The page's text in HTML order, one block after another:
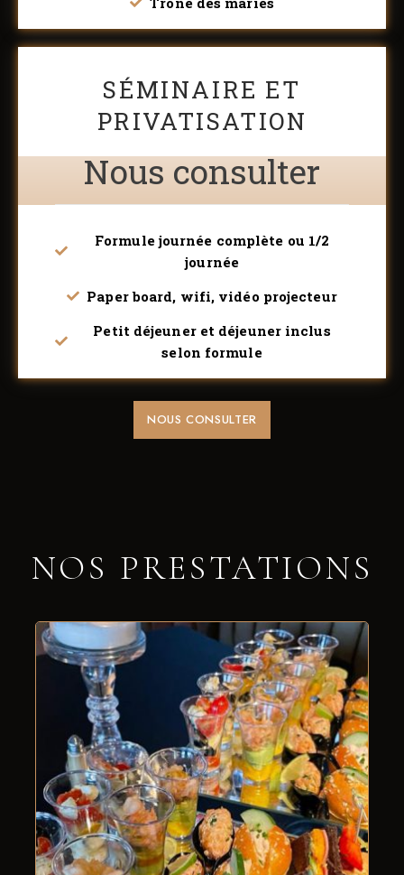
SÉMINAIRE ET
PRIVATISATION
Nous consulter
Formule journée complète ou 1/2
journée
Paper board, wifi, vidéo projecteur
Petit déjeuner et déjeuner inclus
selon formule
NOUS CONSULTER
NOS PRESTATIONS